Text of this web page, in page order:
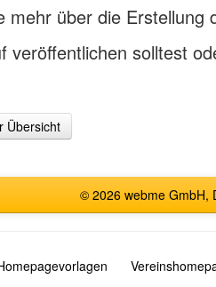
mehr über die Erstellung
veröffentlichen solltest
Übersicht
© 2026 webme GmbH,